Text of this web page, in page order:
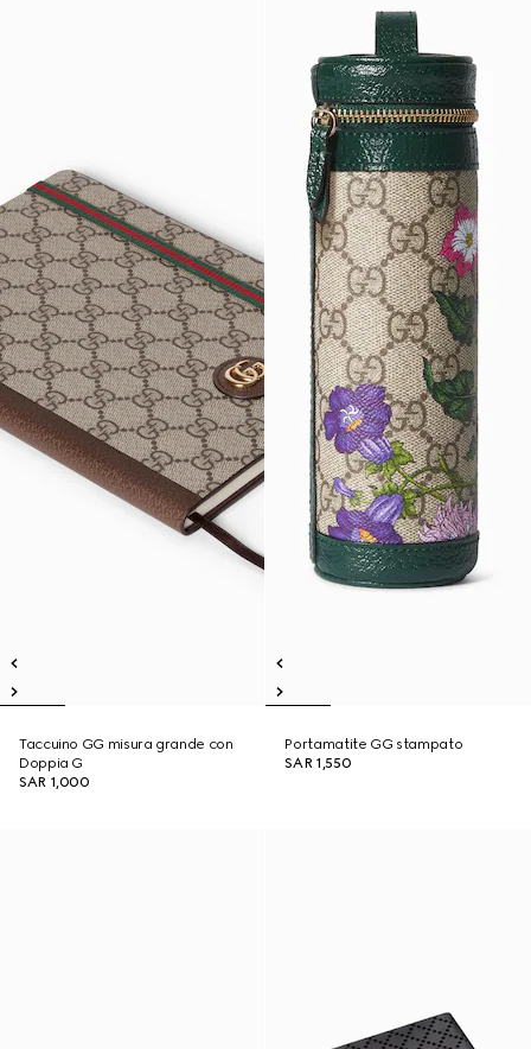
Taccuino GG misura grande con
Doppia G
SAR 1,000
Portamatite GG stampato
SAR 1,550